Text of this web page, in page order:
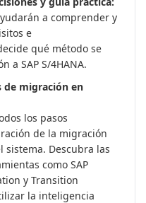
a comprender y
e
qué método se
a SAP S/4HANA.
de migración en
los pasos
de la migración
sistema. Descubra las
como SAP
y Transition
la inteligencia